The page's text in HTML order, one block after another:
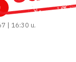
| 16:30 น.